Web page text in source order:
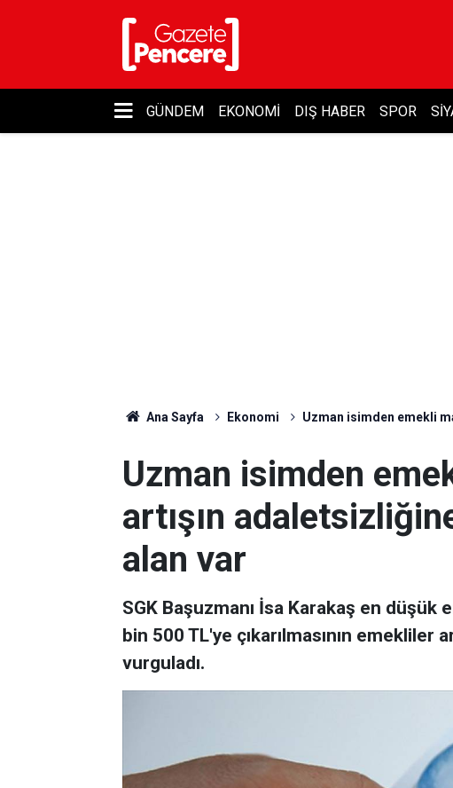
GÜNDEM EKONOMI DIŞ HABER SPOR
Ana Sayfa Ekonomi Uzman isimden emekli
Uzman isimden
artışın
alan var
SGK Başuzmanı İsa Karakaş en düşük
bin 500 TL'ye çıkarılmasının emekliler
vurguladı.